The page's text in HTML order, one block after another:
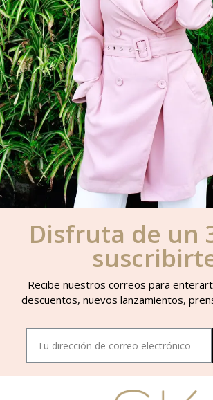
Disfruta de un
Recibe nuestros correos para
descuentos, nuevos lanzamientos,